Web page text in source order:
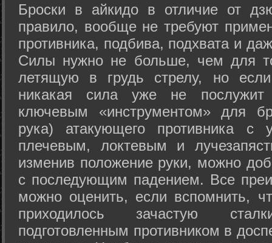
Броски в айкидо в отличие от
правило, вообще не требуют
противника, подбива, подхвата и
Силы нужно не больше, чем для
летящую в грудь стрелу, но
никакая сила уже не
ключевым «инструментом» для
рука) атакующего противника с
плечевым, локтевым и
изменив положение руки, можно
с последующим падением. Все
можно оценить, если вспомнить,
приходилось зачастую
подготовленным противником в